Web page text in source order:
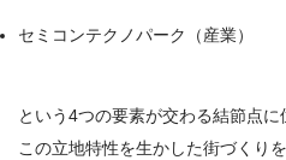
セミコンテクノパーク（産業）
という4つの要素が交わる結節点
この立地特性を生かした街づくり